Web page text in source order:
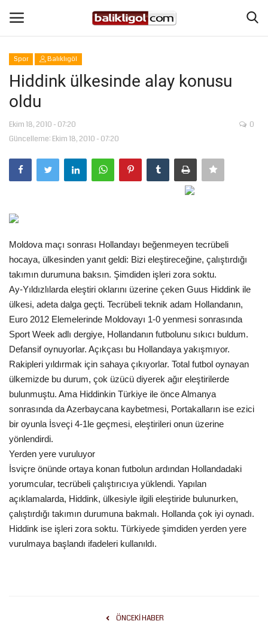
Giriş Yap
Anasayfa
Köşe Yazıları
Magazin
Spor
Gündem
Tekno Bilim
Ekonomi
Siyaset
Galeriler
Yaşam
Künye
Sağlık
İletişim
Spor Balıklıgöl
Hiddink ülkesinde alay konusu
oldu
Ekim 18, 2010 - 07:20
Güncelleme: Ekim 18, 2010 - 07:20
0
Moldova maçı sonrası Hollandayı beğenmeyen tecrübeli
hocaya, ülkesinden yanıt geldi: Bizi eleştireceğine, çalıştırdığı
takımın durumuna baksın. Şimdiden işleri zora soktu.
Ay-Yıldızlılarda eleştiri oklarını üzerine çeken Guus Hiddink ile
ülkesi, adeta dalga geçti. Tecrübeli teknik adam Hollandanın,
Euro 2012 Elemelerinde Moldovayı 1-0 yenmesi sonrasında
Sport Week adlı dergiye, Hollandanın futbolunu sıkıcı buldum.
Defansif oynuyorlar. Açıkçası bu Hollandaya yakışmıyor.
Rakipleri yıldırmak için sahaya çıkıyorlar. Total futbol oynayan
ülkemizde bu durum, çok üzücü diyerek ağır eleştirilerde
bulunmuştu. Ama Hiddinkin Türkiye ile önce Almanya
sonrasında da Azerbaycana kaybetmesi, Portakalların ise ezici
bir oyunla İsveçi 4-1le geçmesi, eleştirileri onun üzerine
yönlendirdi.
Yerden yere vuruluyor
İsviçre önünde ortaya konan futbolun ardından Hollandadaki
yorumcular, tecrübeli çalıştırıcıya yüklendi. Yapılan
açıklamalarda, Hiddink, ülkesiyle ilgili eleştiride bulunurken,
çalıştırdığı takımın durumuna bakmalı. Hollanda çok iyi oynadı.
Hiddink ise işleri zora soktu. Türkiyede şimdiden yerden yere
vurulmaya başlandı ifadeleri kullanıldı.
ÖNCEKI HABER